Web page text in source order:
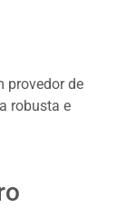
provedor de
robusta e